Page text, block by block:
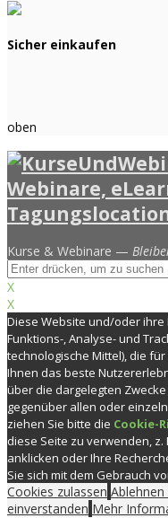
Sicher einkaufen
oben
Kurse & Webinare —
X
X
Diese Website und/oder
Funktions-, Analyse- und
technologische Mittel), die
Ihnen das beste
über die dargelegten
gegenüber allen oder
ziehen Sie bitte die Cookie-
diese Seite zu verwenden,
anklicken oder Ihre
Sie sich mit dem Gebrauch
Cookies zulassen
einverstanden Mehr